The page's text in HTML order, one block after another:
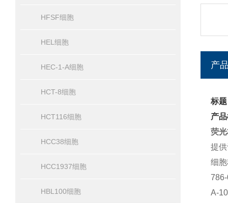
HFSF细胞
HEL细胞
HEC-1-A细胞
HCT-8细胞
HCT116细胞
HCC38细胞
HCC1937细胞
HBL100细胞
产
标
产
荧
提
细
A-